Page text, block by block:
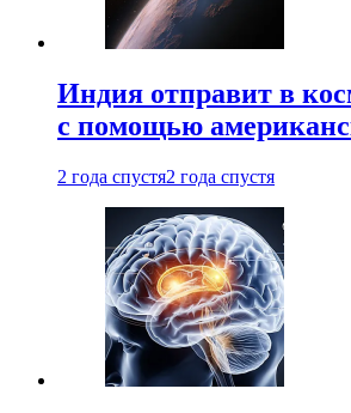
Индия отправит в
с помощью
2 года спустя2 года спустя